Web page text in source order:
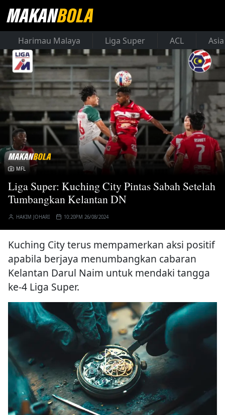
Harimau Malaya Liga Super ACL
MFL
Liga Super: Kuching City Pintas Sabah Setelah
Tumbangkan Kelantan DN
HAKIM JOHARI 10:20PM 26/08/2024
Kuching City terus mempamerkan aksi positif
apabila berjaya menumbangkan cabaran
Kelantan Darul Naim untuk mendaki tangga
ke-4 Liga Super.